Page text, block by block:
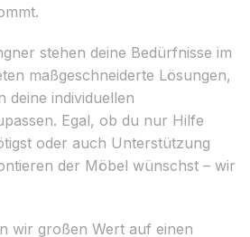
stehen deine Bedürfnisse im
maßgeschneiderte Lösungen,
deine individuellen
Egal, ob du nur Hilfe
oder auch Unterstützung
der Möbel wünschst – wir
wir großen Wert auf einen